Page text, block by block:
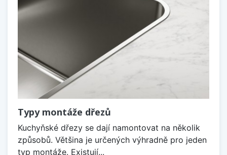
Typy montáže dřezů
Kuchyňské dřezy se dají namontovat na několik
způsobů. Většina je určených výhradně pro jeden
typ montáže. Existují...